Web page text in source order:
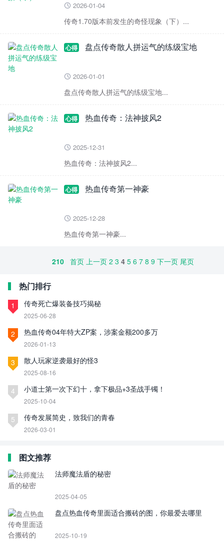
 2026-01-04
传奇1.70版本前发生的奇怪现象（下）...
心得 盘点传奇散人拼运气的练级宝地
 2026-01-01
盘点传奇散人拼运气的练级宝地...
心得 热血传奇：法神披风2
 2025-12-31
热血传奇：法神披风2...
心得 热血传奇第一神豪
 2025-12-28
热血传奇第一神豪...
210 首页 上一页 2 3 4 5 6 7 8 9 下一页 尾页
热门排行
1 传奇死亡爆装备技巧揭秘
2025-06-28
2 热血传奇04年特大ZP案，涉案金额200多万
2026-01-13
3 散人玩家逆袭最好的怪3
2025-08-16
4 小道士第一次下幻十，拿下极品+3圣战手镯！
2025-10-04
5 传奇发展简史，致我们的青春
2026-03-01
图文推荐
法师魔法盾的秘密
2025-04-05
盘点热血传奇里面适合搬砖的图，你最爱去哪里
2025-10-19